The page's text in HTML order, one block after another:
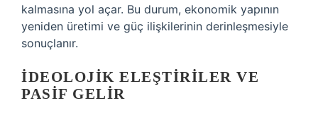
kalmasına yol açar. Bu durum, ekonomik yapının
yeniden üretimi ve güç ilişkilerinin derinleşmesiyle
sonuçlanır.
İDEOLOJIK ELEŞTIRILER VE
PASIF GELIR